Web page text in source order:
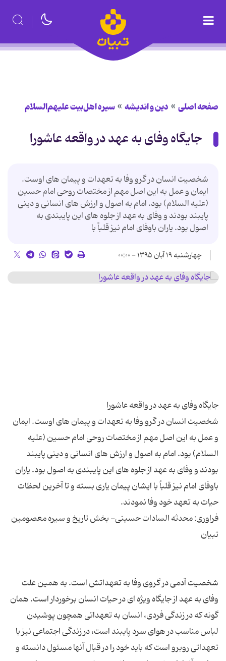
صفحه اصلی دین و اندیشه سیره اهل‌بیت علیهم‌السلام
جایگاه وفای به عهد در واقعه عاشورا
شخصیت انسان در گرو وفا به تعهدات و پیمان های اوست.
ایمان و عمل به این اصل مهم از مختصات روحی امام حسین
(علیه السلام) بود. امام به اصول و ارزش های انسانی و دینی
پایبند بودند و وفای به عهد از جلوه های این پایبندی به
اصول بود. یاران باوفای امام نیز قلباً با
چهارشنبه ۱۹ آبان ۱۳۹۵ - ۰۰:۰۰
شخصیت انسان در گرو وفا به تعهدات و پیمان های اوست. ایمان
و عمل به این اصل مهم از مختصات روحی امام حسین (علیه
السلام) بود. امام به اصول و ارزش های انسانی و دینی پایبند
بودند و وفای به عهد از جلوه های این پایبندی به اصول بود. یاران
باوفای امام نیز قلباً با ایشان پیمان یاری بسته و تا آخرین لحظات
فراوری: محدثه السادات حسینی- بخش تاریخ و سیره معصومین
شخصیت آدمی در گروی وفا به تعهداتش است. به همین علت
وفای به عهد از جایگاه ویژه ای در حیات انسان برخوردار است. همان
گونه که در زندگی فردی، انسان به تعهداتی همچون پوشیدن
لباس مناسب در هوای سرد پایبند است، در زندگی اجتماعی نیز با
تعهداتی روبرو است که باید خود را در قبال آنها مسئول دانسته و